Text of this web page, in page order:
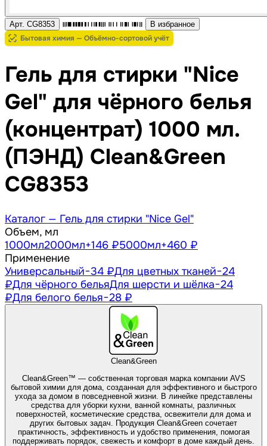
Арт. CG8353 В избранное
Бытовая химия — Объёмно-сортовой учёт
Гель для стирки "Nice
Gel" для чёрного белья
(концентрат) 1000 мл.
(ПЭНД) Clean&Green
CG8353
Каталог — Гель для стирки "Nice Gel"
Объем, мл
1000мл2000мл+146 ₽5000мл+460 ₽
Применение
Универсальный−34 ₽Для цветных тканей−24
₽Для чёрного бельяДля шерсти и шёлка−24
₽Для белого белья−28 ₽
Clean&Green
Clean&Green™ — собственная торговая марка компании AVS
бытовой химии для дома, созданная для эффективного и быстрого
ухода за домом в повседневной жизни. В линейке представлены
средства для уборки кухни, ванной комнаты, различных
поверхностей, косметические средства, освежители для дома и
других бытовых задач. Продукция Clean&Green сочетает
практичность, эффективность и удобство применения, помогая
поддерживать порядок, свежесть и комфорт в доме каждый день.